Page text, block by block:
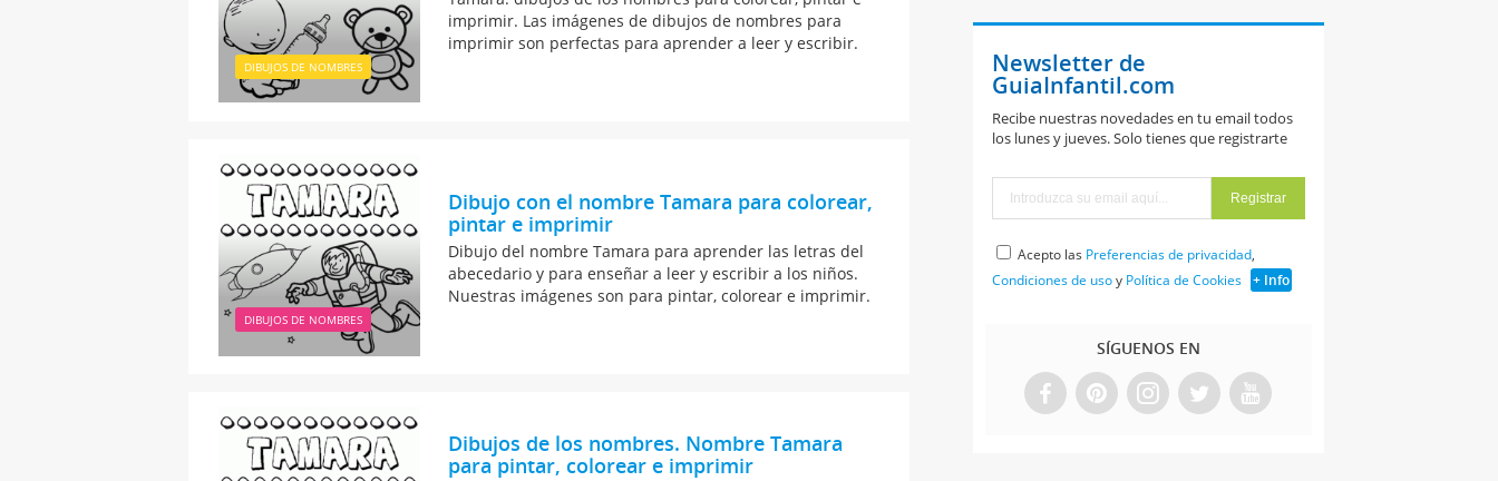
DIBUJOS DE NOMBRES
imprimir. Las imágenes de dibujos de nombres para
imprimir son perfectas para aprender a leer y escribir.
DIBUJOS DE NOMBRES
Dibujo con el nombre Tamara para colorear,
pintar e imprimir
Dibujo del nombre Tamara para aprender las letras del
abecedario y para enseñar a leer y escribir a los niños.
Nuestras imágenes son para pintar, colorear e imprimir.
Dibujos de los nombres. Nombre Tamara
para pintar, colorear e imprimir
Newsletter de
GuiaInfantil.com
Recibe nuestras novedades en tu email todos
los lunes y jueves. Solo tienes que registrarte
Acepto las Preferencias de privacidad,
Condiciones de usoy Política de Cookies + Info
SÍGUENOS EN